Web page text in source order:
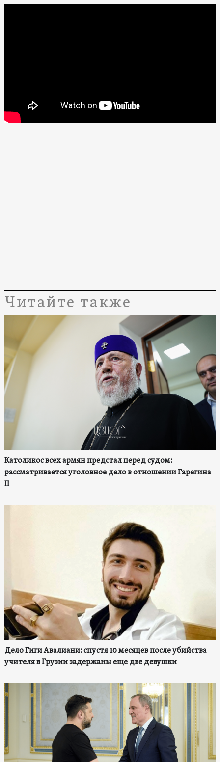
Читайте также
Католикос всех армян предстал перед судом:
рассматривается уголовное дело в отношении Гарегина
II
Дело Гиги Авалиани: спустя 10 месяцев после убийства
учителя в Грузии задержаны еще две девушки